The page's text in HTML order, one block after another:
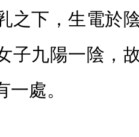
之下，生電於
子九陽一陰，
處。